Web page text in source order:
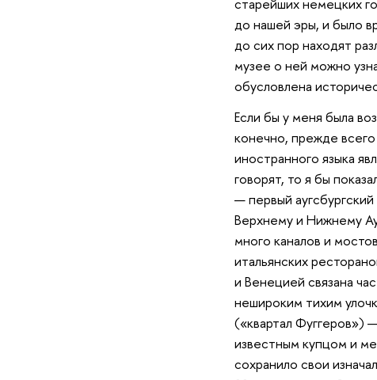
до нашей эры, и было
до сих пор находят
музее о ней можно
обусловлена
Если бы у меня была
конечно, прежде всего
иностранного языка
говорят, то я бы
— первый
Верхнему и Нижнему
много каналов и
итальянских
и Венецией связана
нешироким тихим
(«квартал Фуггеров»)
известным купцом и
сохранило свои